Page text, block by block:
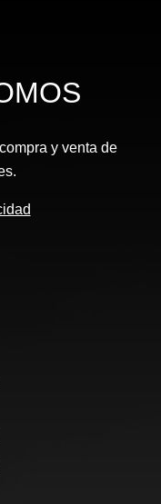
y venta de